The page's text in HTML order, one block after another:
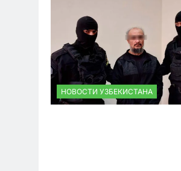
НОВОСТИ УЗБЕКИСТАНА